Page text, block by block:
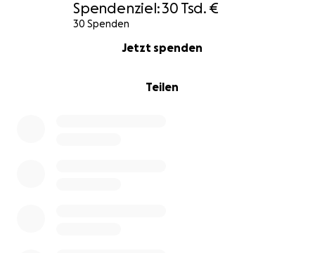
Spendenziel:30 Tsd. €
30 Spenden
Teilen
Jetzt spenden